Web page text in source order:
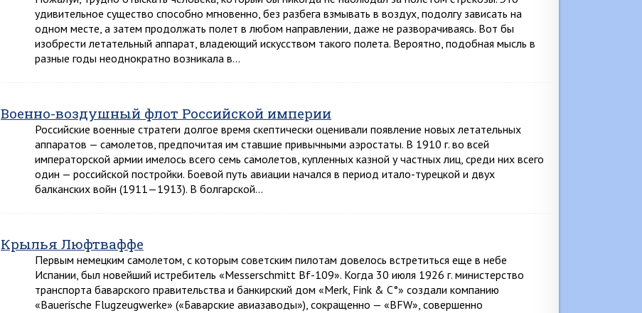
удивительное существо способно мгновенно, без разбега взмывать в воздух, подолгу зависать на
одном месте, а затем продолжать полет в любом направлении, даже не разворачиваясь. Вот бы
изобрести летательный аппарат, владеющий искусством такого полета. Вероятно, подобная мысль в
разные годы неоднократно возникала в…
Военно-воздушный флот Российской империи
Российские военные стратеги долгое время скептически оценивали появление новых летательных
аппаратов — самолетов, предпочитая им ставшие привычными аэростаты. В 1910 г. во всей
императорской армии имелось всего семь самолетов, купленных казной у частных лиц, среди них всего
один — российской постройки. Боевой путь авиации начался в период итало-турецкой и двух
балканских войн (1911—1913). В болгарской…
Крылья Люфтваффе
Первым немецким самолетом, с которым советским пилотам довелось встретиться еще в небе
Испании, был новейший истребитель «Messerschmitt Bf-109». Когда 30 июля 1926 г. министерство
транспорта баварского правительства и банкирский дом «Merk, Fink & С°» создали компанию
«Bauerische Flugzeugwerke» («Баварские авиазаводы»), сокращенно — «BFW», совершенно